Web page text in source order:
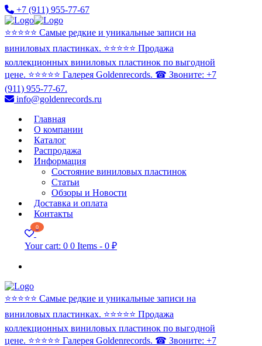
+7 (911) 955-77-67
⭐️⭐️⭐️⭐️⭐️ Самые редкие и уникальные записи на
виниловых пластинках. ⭐️⭐️⭐️⭐️⭐️ Продажа
коллекционных виниловых пластинок по выгодной
цене. ⭐️⭐️⭐️⭐️⭐️ Галерея Goldenrecords. ☎ Звоните: +7
(911) 955-77-67.
info@goldenrecords.ru
Главная
О компании
Каталог
Распродажа
Информация
Состояние виниловых пластинок
Статьи
Обзоры и Новости
Доставка и оплата
Контакты
0
Your cart: 0 0 Items - 0 ₽
⭐️⭐️⭐️⭐️⭐️ Самые редкие и уникальные записи на
виниловых пластинках. ⭐️⭐️⭐️⭐️⭐️ Продажа
коллекционных виниловых пластинок по выгодной
цене. ⭐️⭐️⭐️⭐️⭐️ Галерея Goldenrecords. ☎ Звоните: +7